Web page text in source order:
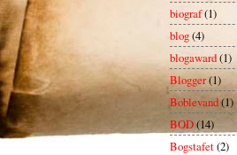
biograf(1)
blog(4)
blogaward(1)
Blogger(1)
Boblevand(1)
BOD(14)
Bogstafet(2)